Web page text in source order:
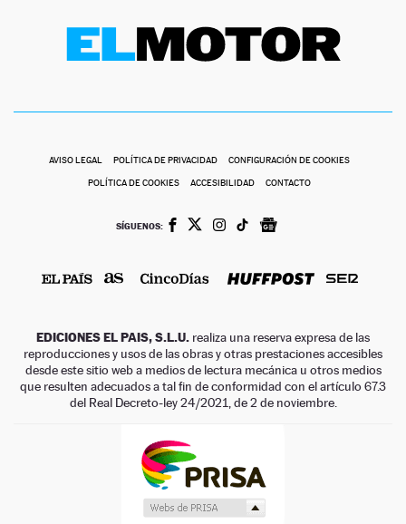
AVISO LEGAL POLÍTICA DE PRIVACIDAD CONFIGURACIÓN DE COOKIES
POLÍTICA DE COOKIES ACCESIBILIDAD CONTACTO
SÍGUENOS:
EDICIONES EL PAIS, S.L.U. realiza una reserva expresa de las
reproducciones y usos de las obras y otras prestaciones accesibles
desde este sitio web a medios de lectura mecánica u otros medios
que resulten adecuados a tal fin de conformidad con el artículo 67.3
del Real Decreto-ley 24/2021, de 2 de noviembre.